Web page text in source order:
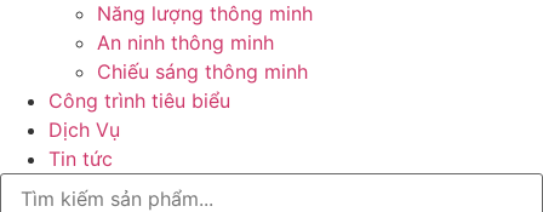
Năng lượng thông minh
An ninh thông minh
Chiếu sáng thông minh
Công trình tiêu biểu
Dịch Vụ
Tin tức
Search